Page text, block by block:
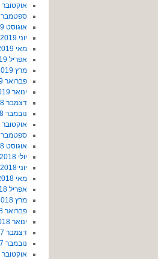
אוקטובר 2019
ספטמבר 2019
אוגוסט 2019
יוני 2019
מאי 2019
אפריל 2019
מרץ 2019
פברואר 2019
ינואר 2019
דצמבר 2018
נובמבר 2018
אוקטובר 2018
ספטמבר 2018
אוגוסט 2018
יולי 2018
יוני 2018
מאי 2018
אפריל 2018
מרץ 2018
פברואר 2018
ינואר 2018
דצמבר 2017
נובמבר 2017
אוקטובר 2017